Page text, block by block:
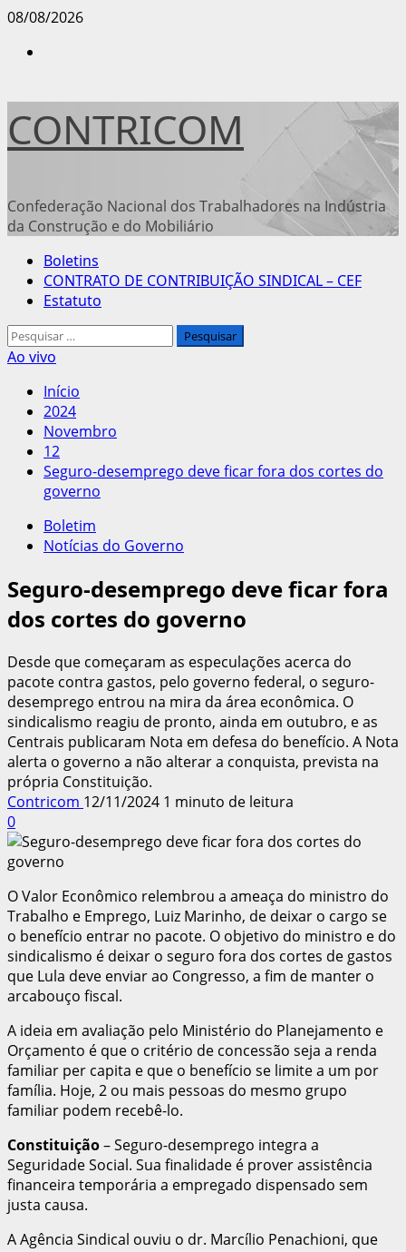
Avançar
08/08/2026
CONTRICOM
Confederação Nacional dos Trabalhadores na Indústria
da Construção e do Mobiliário
Menu
principal
Boletins
CONTRATO DE CONTRIBUIÇÃO SINDICAL – CEF
Estatuto
Pesquisar
por:
Ao vivo
Início
2024
Novembro
12
Seguro-desemprego deve ficar fora dos cortes do
governo
Boletim
Notícias do Governo
Seguro-desemprego deve ficar fora
dos cortes do governo
Desde que começaram as especulações acerca do
pacote contra gastos, pelo governo federal, o seguro-
desemprego entrou na mira da área econômica. O
sindicalismo reagiu de pronto, ainda em outubro, e as
Centrais publicaram Nota em defesa do benefício. A Nota
alerta o governo a não alterar a conquista, prevista na
própria Constituição.
Contricom 12/11/2024 1 minuto de leitura
0
O Valor Econômico relembrou a ameaça do ministro do
Trabalho e Emprego, Luiz Marinho, de deixar o cargo se
o benefício entrar no pacote. O objetivo do ministro e do
sindicalismo é deixar o seguro fora dos cortes de gastos
que Lula deve enviar ao Congresso, a fim de manter o
arcabouço fiscal.
A ideia em avaliação pelo Ministério do Planejamento e
Orçamento é que o critério de concessão seja a renda
familiar per capita e que o benefício se limite a um por
família. Hoje, 2 ou mais pessoas do mesmo grupo
familiar podem recebê-lo.
Constituição– Seguro-desemprego integra a
Seguridade Social. Sua finalidade é prover assistência
financeira temporária a empregado dispensado sem
justa causa.
A Agência Sindical ouviu o dr. Marcílio Penachioni, que